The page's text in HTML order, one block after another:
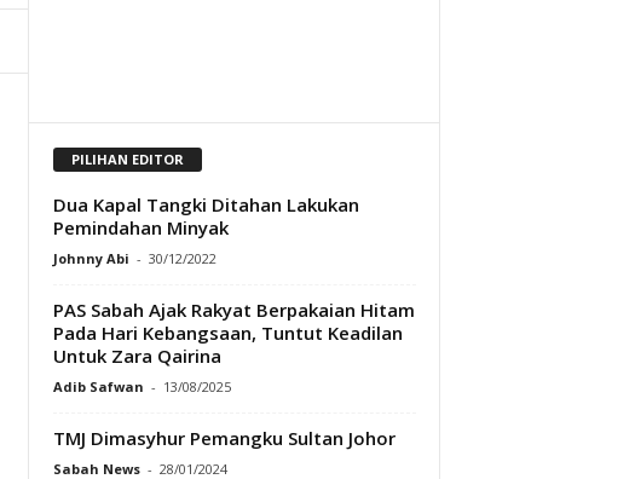
PILIHAN EDITOR
Dua Kapal Tangki Ditahan Lakukan
Pemindahan Minyak
Johnny Abi - 30/12/2022
PAS Sabah Ajak Rakyat Berpakaian Hitam
Pada Hari Kebangsaan, Tuntut Keadilan
Untuk Zara Qairina
Adib Safwan - 13/08/2025
TMJ Dimasyhur Pemangku Sultan Johor
Sabah News - 28/01/2024